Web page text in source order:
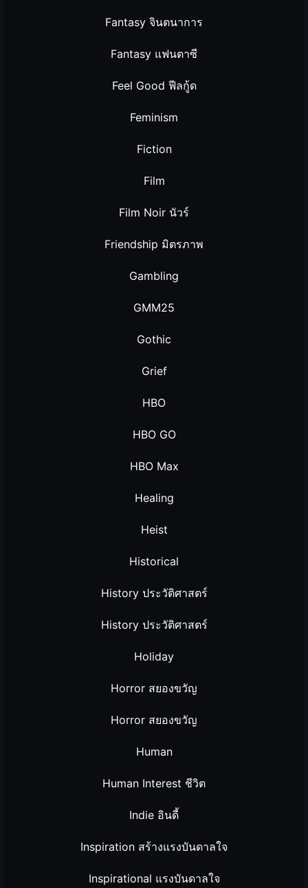
Fantasy จินตนาการ
Fantasy แฟนตาซี
Feel Good ฟีลกู้ด
Feminism
Fiction
Film
Film Noir นัวร์
Friendship มิตรภาพ
Gambling
GMM25
Gothic
Grief
HBO
HBO GO
HBO Max
Healing
Heist
Historical
History ประวัติศาสตร์
History ประวัติศาสตร์
Holiday
Horror สยองขวัญ
Horror สยองขวัญ
Human
Human Interest ชีวิต
Indie อินดี้
Inspiration สร้างแรงบันดาลใจ
Inspirational แรงบันดาลใจ